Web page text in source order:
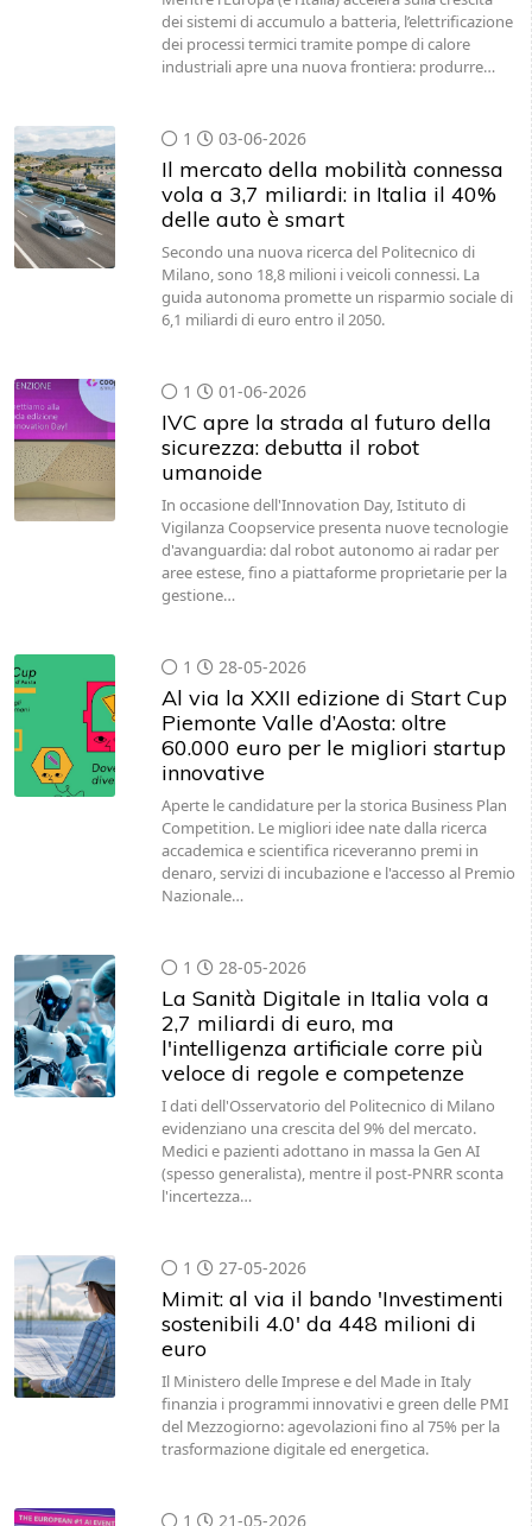
dei sistemi di accumulo a batteria, l’elettrificazione
dei processi termici tramite pompe di calore
industriali apre una nuova frontiera: produrre…
1 03-06-2026
Il mercato della mobilità connessa
vola a 3,7 miliardi: in Italia il 40%
delle auto è smart
Secondo una nuova ricerca del Politecnico di
Milano, sono 18,8 milioni i veicoli connessi. La
guida autonoma promette un risparmio sociale di
6,1 miliardi di euro entro il 2050.
1 01-06-2026
IVC apre la strada al futuro della
sicurezza: debutta il robot
umanoide
In occasione dell'Innovation Day, Istituto di
Vigilanza Coopservice presenta nuove tecnologie
d'avanguardia: dal robot autonomo ai radar per
aree estese, fino a piattaforme proprietarie per la
gestione…
1 28-05-2026
Al via la XXII edizione di Start Cup
Piemonte Valle d’Aosta: oltre
60.000 euro per le migliori startup
innovative
Aperte le candidature per la storica Business Plan
Competition. Le migliori idee nate dalla ricerca
accademica e scientifica riceveranno premi in
denaro, servizi di incubazione e l'accesso al Premio
Nazionale…
1 28-05-2026
La Sanità Digitale in Italia vola a
2,7 miliardi di euro, ma
l'intelligenza artificiale corre più
veloce di regole e competenze
I dati dell'Osservatorio del Politecnico di Milano
evidenziano una crescita del 9% del mercato.
Medici e pazienti adottano in massa la Gen AI
(spesso generalista), mentre il post-PNRR sconta
l'incertezza…
1 27-05-2026
Mimit: al via il bando 'Investimenti
sostenibili 4.0' da 448 milioni di
euro
Il Ministero delle Imprese e del Made in Italy
finanzia i programmi innovativi e green delle PMI
del Mezzogiorno: agevolazioni fino al 75% per la
trasformazione digitale ed energetica.
1 21-05-2026